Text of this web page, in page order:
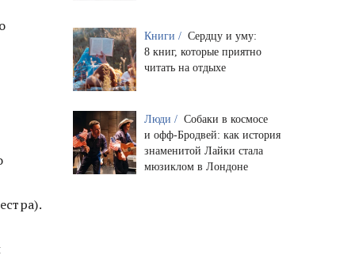
Книги / Сердцу и уму:
8 книг, которые приятно
читать на отдыхе
Люди / Собаки в космосе
и офф-Бродвей: как история
знаменитой Лайки стала
мюзиклом в Лондоне